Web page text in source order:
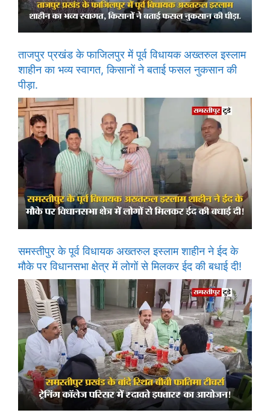
ताजपुर प्रखंड के फाजिलपुर में पूर्व विधायक अख्तरुल इस्लाम
शाहीन का भव्य स्वागत, किसानों ने बताई फसल नुकसान की
पीड़ा.
समस्तीपुर के पूर्व विधायक अख्तरुल इस्लाम शाहीन ने ईद के
मौके पर विधानसभा क्षेत्र में लोगों से मिलकर ईद की बधाई दी!